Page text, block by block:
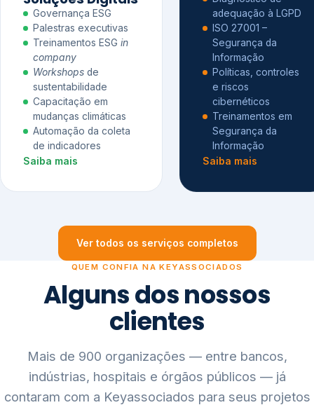
Governança ESG
Palestras executivas
Treinamentos ESG in
company
Workshops de
sustentabilidade
Capacitação em
mudanças climáticas
Automação da coleta
de indicadores
Saiba mais
adequação à LGPD
ISO 27001 –
Segurança da
Informação
Políticas, controles
e riscos
cibernéticos
Treinamentos em
Segurança da
Informação
Saiba mais
Ver todos os serviços completos
QUEM CONFIA NA KEYASSOCIADOS
Alguns dos nossos
clientes
Mais de 900 organizações — entre bancos,
indústrias, hospitais e órgãos públicos — já
contaram com a Keyassociados para seus projetos